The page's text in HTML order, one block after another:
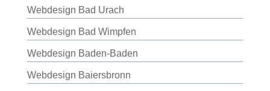
Webdesign Bad Urach
Webdesign Bad Wimpfen
Webdesign Baden-Baden
Webdesign Baiersbronn